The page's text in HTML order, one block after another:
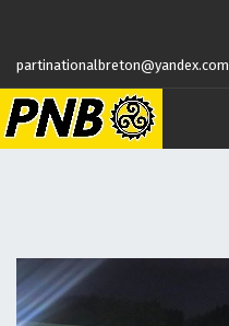
partinationalbreton@yandex.com